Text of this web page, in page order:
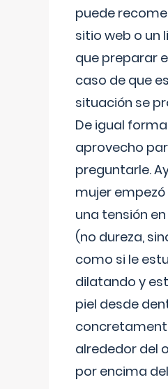
puede
sitio web o un
que preparar
caso de que
situación se
De igual forma
aprovecho
preguntarle.
mujer
una tensión
(no dureza,
como si le
dilatando y
piel desde
alrededor del
por encima